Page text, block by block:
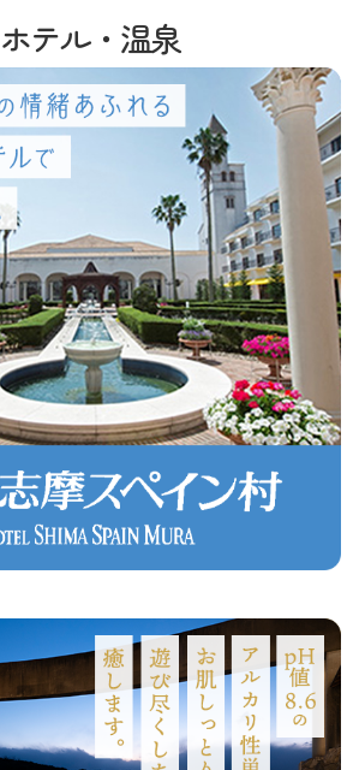
ブログ
な宇宙旅行ができるアトラクションが登
のプールで夏を満喫♪
お知らせ
村 生ビールサーバーオプション販売
お知らせ
ブログ
ンチタイムを
お知らせ
ターテイナー募集のご案内
】志摩スペイン村 エンターテイナーオー
ブログ
アレハンドロの魔法のスプレー」がオープ
ホテル・温泉